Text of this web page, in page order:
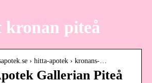
kronan piteå
› hitta-apotek › kronans-…
Gallerian Piteå